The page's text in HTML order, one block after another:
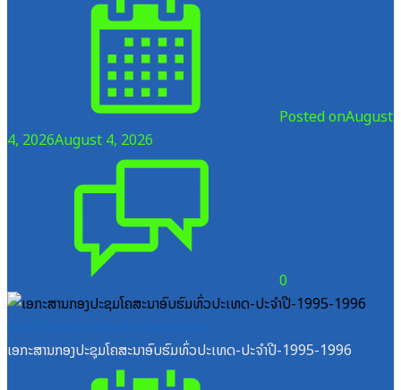
Posted onAugust
4, 2026August 4, 2026
0
ເອກະສານກອງປະຊຸມໂຄສະນາອົບຮົມທົ່ວປະເທດ-ປະຈໍາປີ-1995-1996